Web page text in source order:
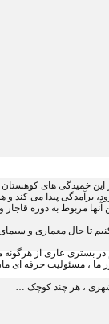
خمیدگی های
برآمدگی پیدا می کند
مربوط به دوره قاجار و
سال است که در این شهر طراحی و برای ساختنش
دفتر مکعب سفید را تاسیس کردیم و
ما ، مسئولیت حرفه ای
شهری ، هر چند کوچک …